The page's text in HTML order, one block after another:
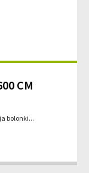
CM
bolonki...